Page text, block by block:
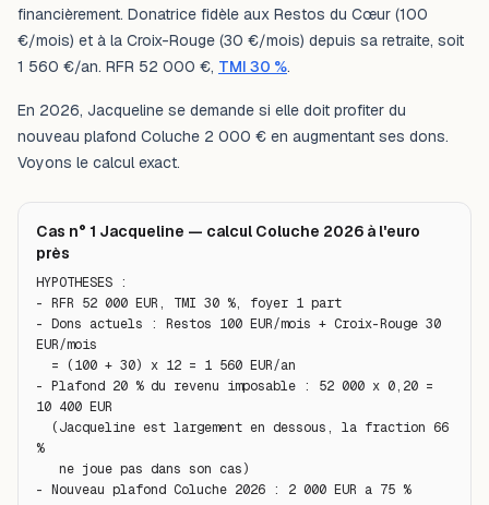
financièrement. Donatrice fidèle aux Restos du Cœur (100
€/mois) et à la Croix-Rouge (30 €/mois) depuis sa retraite, soit
1 560 €/an. RFR 52 000 €, TMI 30 %.
En 2026, Jacqueline se demande si elle doit profiter du
nouveau plafond Coluche 2 000 € en augmentant ses dons.
Voyons le calcul exact.
Cas n° 1 Jacqueline — calcul Coluche 2026 à l'euro
près
HYPOTHESES :
- RFR 52 000 EUR, TMI 30 %, foyer 1 part
- Dons actuels : Restos 100 EUR/mois + Croix-Rouge 30
EUR/mois
- Plafond 20 % du revenu imposable : 52 000 x 0,20 =
10 400 EUR
%
- Nouveau plafond Coluche 2026 : 2 000 EUR a 75 %